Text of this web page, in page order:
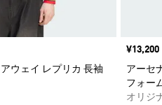
ウェイ レプリカ 長袖
価格
¥13,200
アーセ
フォー
オリジ